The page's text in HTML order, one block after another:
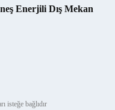
Enerjili Dış Mekan
isteğe bağlıdır